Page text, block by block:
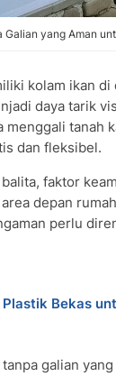
Galian yang Aman
kolam ikan di
daya tarik
menggali tanah
dan fleksibel.
faktor
depan
perlu
Bekas
galian